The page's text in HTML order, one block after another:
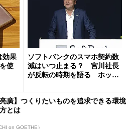
効果
使
ソフトバンクのスマホ契約数
減はいつ止まる？ 宮川社長
が反転の時期を語る ホッピ
亮廣】つくりたいものを追求できる環境
とは
on GOETHE）